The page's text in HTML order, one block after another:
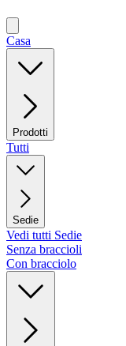
Casa
Prodotti
Tutti
Sedie
Vedi tutti Sedie
Senza braccioli
Con bracciolo